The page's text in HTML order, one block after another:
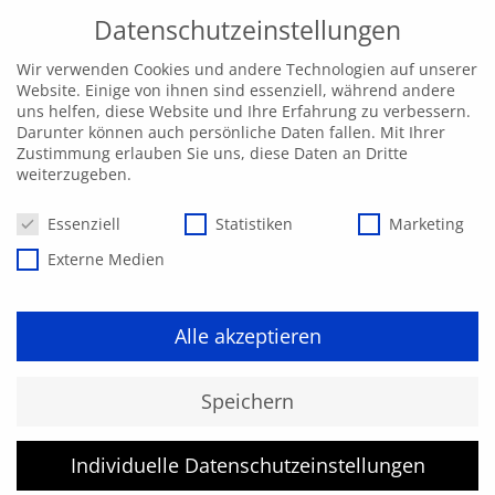
Datenschutzeinstellungen
Wir verwenden Cookies und andere Technologien auf unserer
Website. Einige von ihnen sind essenziell, während andere
uns helfen, diese Website und Ihre Erfahrung zu verbessern.
Darunter können auch persönliche Daten fallen. Mit Ihrer
Zustimmung erlauben Sie uns, diese Daten an Dritte
weiterzugeben.
Datenschutzeinstellungen
Essenziell Statistiken
Marketing
Externe Medien
Alle akzeptieren
Speichern
Individuelle Datenschutzeinstellungen